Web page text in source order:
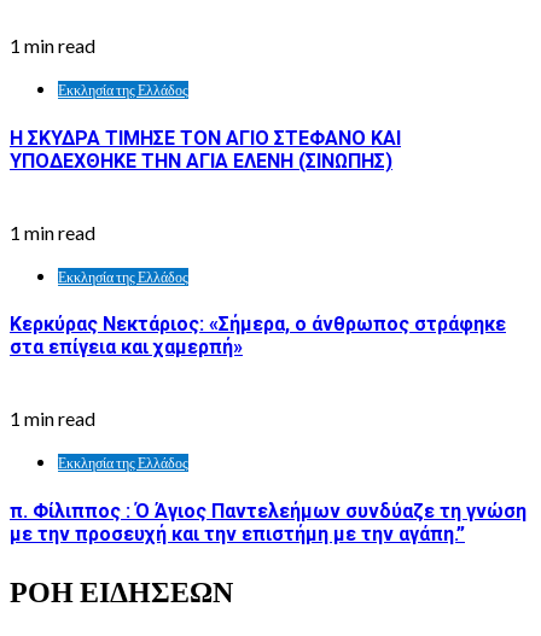
1 min read
Εκκλησία της Ελλάδος
Η ΣΚΥΔΡΑ ΤΙΜΗΣΕ ΤΟΝ ΑΓΙΟ ΣΤΕΦΑΝΟ ΚΑΙ
ΥΠΟΔΕΧΘΗΚΕ ΤΗΝ ΑΓΙΑ ΕΛΕΝΗ (ΣΙΝΩΠΗΣ)
1 min read
Εκκλησία της Ελλάδος
Κερκύρας Νεκτάριος: «Σήμερα, ο άνθρωπος στράφηκε
στα επίγεια και χαμερπή»
1 min read
Εκκλησία της Ελλάδος
π. Φίλιππος : Ό Άγιος Παντελεήμων συνδύαζε τη γνώση
με την προσευχή και την επιστήμη με την αγάπη.”
ΡΟΗ ΕΙΔΗΣΕΩΝ